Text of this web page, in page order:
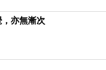
亦無漸次